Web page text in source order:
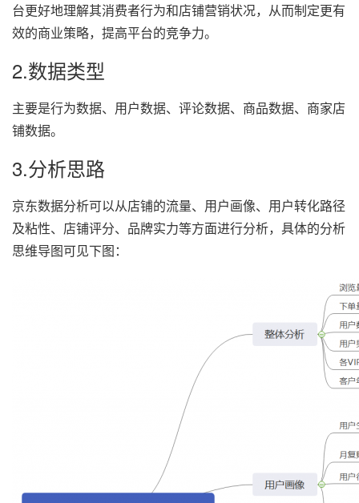
台更好地理解其消费者行为和店铺营销状况，从而制定更有
效的商业策略，提高平台的竞争力。
2.数据类型
主要是行为数据、用户数据、评论数据、商品数据、商家店
铺数据。
3.分析思路
京东数据分析可以从店铺的流量、用户画像、用户转化路径
及粘性、店铺评分、品牌实力等方面进行分析，具体的分析
思维导图可见下图：